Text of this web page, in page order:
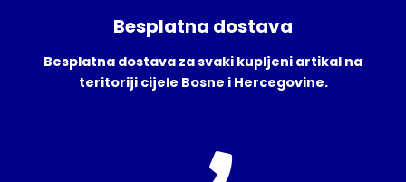
Besplatna dostava
Besplatna dostava za svaki kupljeni artikal na
teritoriji cijele Bosne i Hercegovine.